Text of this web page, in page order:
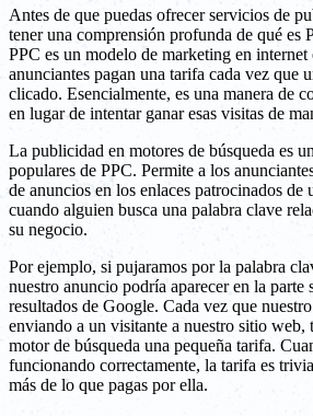
Antes de que puedas ofrecer servicios de
tener una comprensión profunda de qué es
PPC es un modelo de marketing en internet
anunciantes pagan una tarifa cada vez que
clicado. Esencialmente, es una manera de
en lugar de intentar ganar esas visitas de
La publicidad en motores de búsqueda es
populares de PPC. Permite a los
de anuncios en los enlaces patrocinados de
cuando alguien busca una palabra clave
su negocio.
Por ejemplo, si pujaramos por la palabra
nuestro anuncio podría aparecer en la parte
resultados de Google. Cada vez que
enviando a un visitante a nuestro sitio web,
motor de búsqueda una pequeña tarifa.
funcionando correctamente, la tarifa es
más de lo que pagas por ella.